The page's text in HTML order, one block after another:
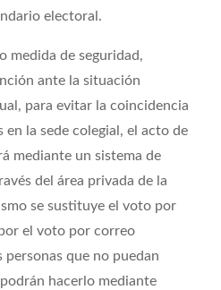
electoral.
medida de seguridad,
ante la situación
para evitar la coincidencia
en la sede colegial, el acto de
mediante un sistema de
del área privada de la
se sustituye el voto por
el voto por correo
personas que no puedan
hacerlo mediante